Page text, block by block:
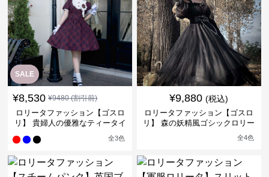
SALE
¥8,530 ¥9480(割引前)
ロリータファッション【ゴスロ
リ】 貴婦人の優雅なティータイ
全3色
¥9,880 (税込)
ロリータファッション【ゴスロ
リ】 森の妖精風ゴシックロリー
全4色